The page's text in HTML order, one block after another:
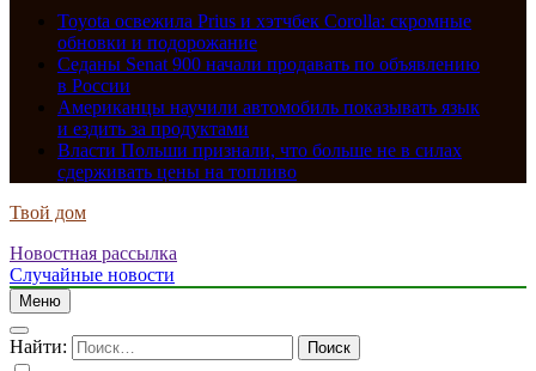
Toyota освежила Prius и хэтчбек Corolla: скромные
обновки и подорожание
Седаны Senat 900 начали продавать по объявлению
в России
Американцы научили автомобиль показывать язык
и ездить за продуктами
Власти Польши признали, что больше не в силах
сдерживать цены на топливо
Твой дом
Новостная рассылка
Случайные новости
Меню
Найти: